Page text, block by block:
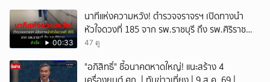
00:33
นาทีแห่งความหวัง! ตำรวจจราจรฯ เปิดทางนำ
หัวใจดวงที่ 185 จาก รพ.ราชบุรี ถึง รพ.ศิริราช
สำเร็จใน 48 นาที
47 ดู
"อภิสิทธิ์" ชี้อนาคตหาดใหญ่! แนะสร้าง 4